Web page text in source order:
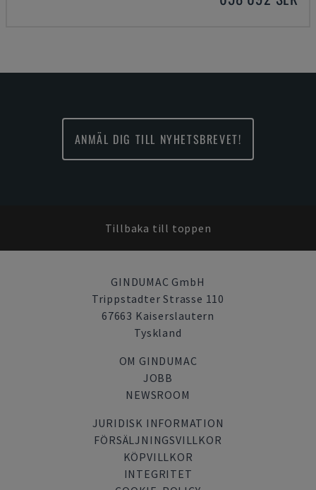
ANMÄL DIG TILL NYHETSBREVET!
Tillbaka till toppen
GINDUMAC GmbH
Trippstadter Strasse 110
67663 Kaiserslautern
Tyskland
OM GINDUMAC
JOBB
NEWSROOM
JURIDISK INFORMATION
FÖRSÄLJNINGSVILLKOR
KÖPVILLKOR
INTEGRITET